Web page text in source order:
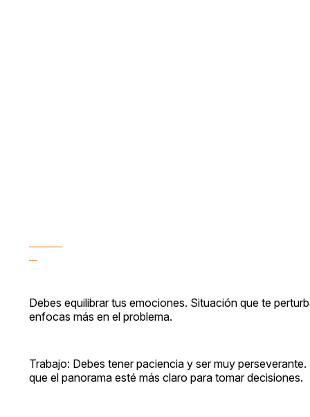
Debes equilibrar tus emociones. Situación que te
enfocas más en el problema.
Trabajo: Debes tener paciencia y ser muy
que el panorama esté más claro para tomar decisiones.